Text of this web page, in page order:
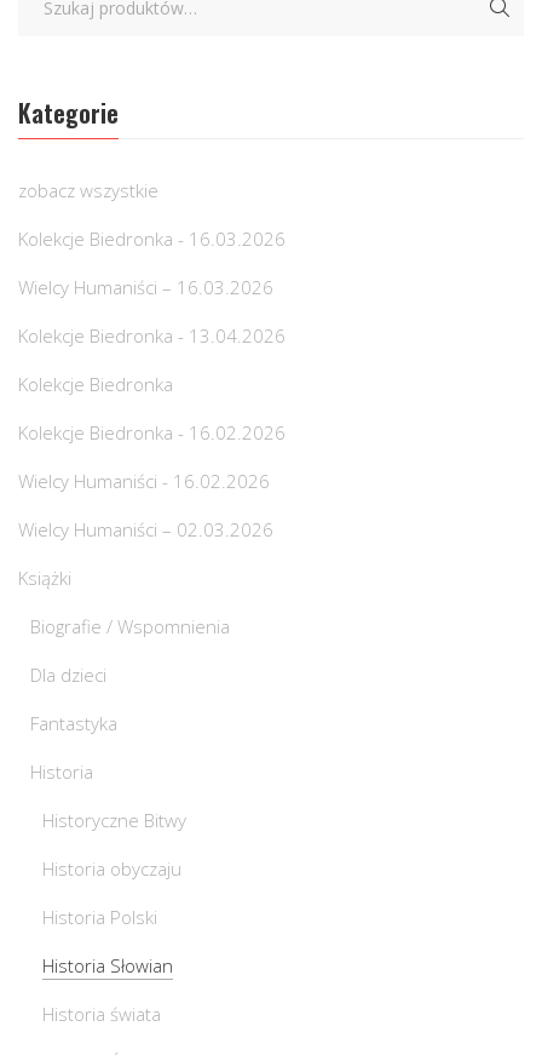
Kategorie
zobacz wszystkie
Kolekcje Biedronka - 16.03.2026
Wielcy Humaniści – 16.03.2026
Kolekcje Biedronka - 13.04.2026
Kolekcje Biedronka
Kolekcje Biedronka - 16.02.2026
Wielcy Humaniści - 16.02.2026
Wielcy Humaniści – 02.03.2026
Książki
Biografie / Wspomnienia
Dla dzieci
Fantastyka
Historia
Historyczne Bitwy
Historia obyczaju
Historia Polski
Historia Słowian
Historia świata